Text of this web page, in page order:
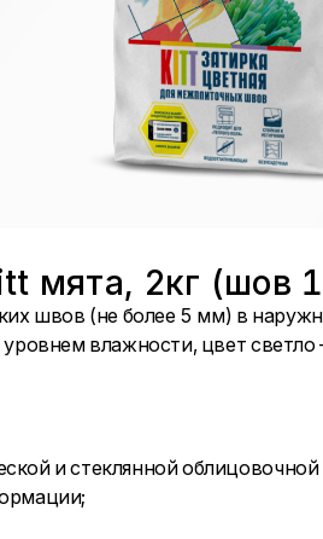
мята, 2кг (шов
швов (не более 5 мм) в
влажности, цвет
и стеклянной